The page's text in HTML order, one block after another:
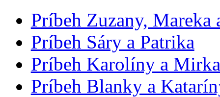
Príbeh Zuzany, Mareka
Príbeh Sáry a Patrika
Príbeh Karolíny a Mirka
Príbeh Blanky a